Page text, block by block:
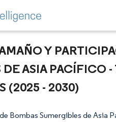
Y
DE ASIA PACÍFICO
(2025 - 2030)
Bombas Sumergibles de Asia